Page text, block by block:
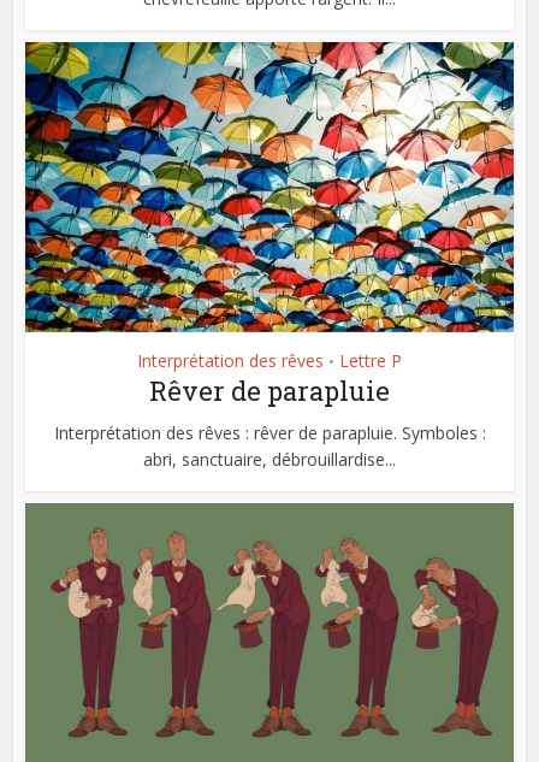
Interprétation des rêves • Lettre P
Rêver de parapluie
Interprétation des rêves : rêver de parapluie. Symboles :
abri, sanctuaire, débrouillardise...